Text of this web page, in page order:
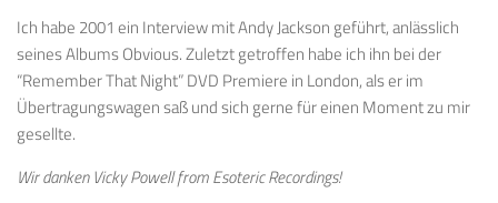
Ich habe 2001 ein Interview mit Andy Jackson geführt, anlässlich
seines Albums Obvious. Zuletzt getroffen habe ich ihn bei der
“Remember That Night” DVD Premiere in London, als er im
Übertragungswagen saß und sich gerne für einen Moment zu mir
gesellte.
Wir danken Vicky Powell from Esoteric Recordings!